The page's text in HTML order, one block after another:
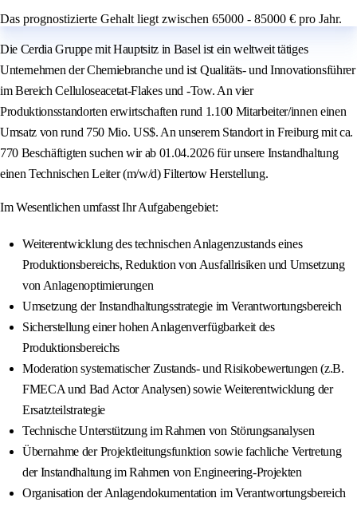
Das prognostizierte Gehalt liegt zwischen 65000 - 85000 € pro Jahr.
Die Cerdia Gruppe mit Hauptsitz in Basel ist ein weltweit tätiges
Unternehmen der Chemiebranche und ist Qualitäts- und Innovationsführer
im Bereich Celluloseacetat-Flakes und -Tow. An vier
Produktionsstandorten erwirtschaften rund 1.100 Mitarbeiter/innen einen
Umsatz von rund 750 Mio. US$. An unserem Standort in Freiburg mit ca.
770 Beschäftigten suchen wir ab 01.04.2026 für unsere Instandhaltung
einen Technischen Leiter (m/w/d) Filtertow Herstellung.
Im Wesentlichen umfasst Ihr Aufgabengebiet:
Weiterentwicklung des technischen Anlagenzustands eines
Produktionsbereichs, Reduktion von Ausfallrisiken und Umsetzung
von Anlagenoptimierungen
Umsetzung der Instandhaltungsstrategie im Verantwortungsbereich
Sicherstellung einer hohen Anlagenverfügbarkeit des
Produktionsbereichs
Moderation systematischer Zustands- und Risikobewertungen (z.B.
FMECA und Bad Actor Analysen) sowie Weiterentwicklung der
Ersatzteilstrategie
Technische Unterstützung im Rahmen von Störungsanalysen
Übernahme der Projektleitungsfunktion sowie fachliche Vertretung
der Instandhaltung im Rahmen von Engineering-Projekten
Organisation der Anlagendokumentation im Verantwortungsbereich